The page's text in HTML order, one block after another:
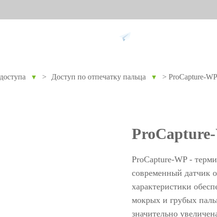
Учет
▼ > Доступ по отпечатку пальца ▼ > ProCapture-WP
ProCapture-WP -
современный датчик
характеристики
мокрых и грубых
значительно